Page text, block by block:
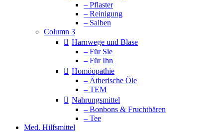
– Pflaster
– Reinigung
– Salben
Column 3
Harnwege und Blase
– Für Sie
– Für Ihn
Homöopathie
– Ätherische Öle
– TEM
Nahrungsmittel
– Bonbons & Fruchtbären
– Tee
Med. Hilfsmittel